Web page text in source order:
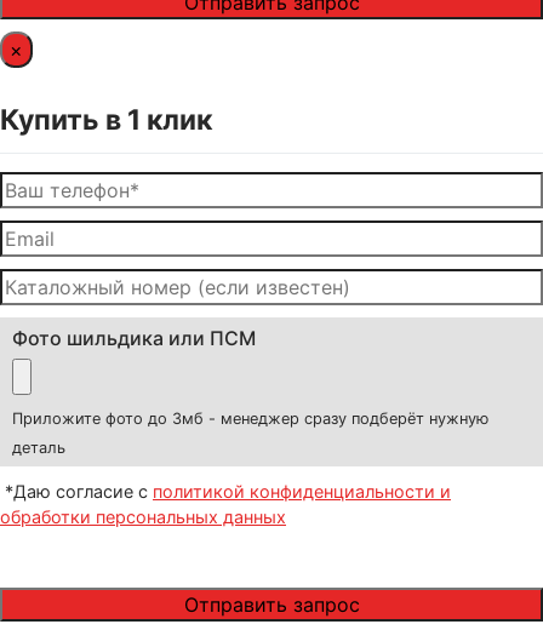
×
Купить в 1 клик
Фото шильдика или ПСМ
Приложите фото до 3мб - менеджер сразу подберёт нужную
деталь
*Даю согласие с политикой конфиденциальности и
обработки персональных данных